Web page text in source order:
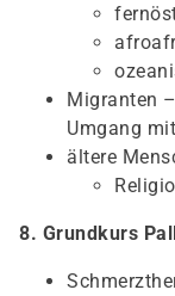
Migranten
Umgang
ältere
8. Grundkurs